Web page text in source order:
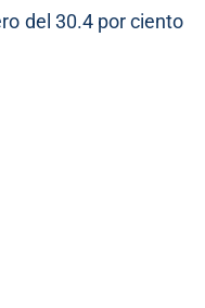
del 30.4 por ciento